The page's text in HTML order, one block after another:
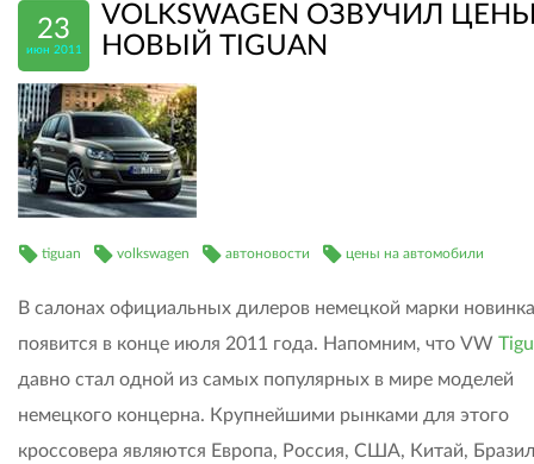
23
июн 2011
VOLKSWAGEN ОЗВУЧИЛ
НОВЫЙ TIGUAN
tiguan volkswagen автоновости цены на автомобили
В салонах официальных дилеров немецкой марки новинка
появится в конце июля 2011 года. Напомним, что VW
давно стал одной из самых популярных в мире моделей
немецкого концерна. Крупнейшими рынками для этого
кроссовера являются Европа, Россия, США, Китай,